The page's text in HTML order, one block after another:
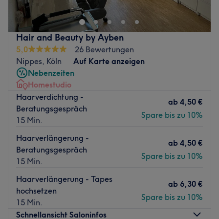
Hier erwarten dich wohltuende Gesichtsbehandlungen,
ausführliche Beratungen und andere fabelhafte Beauty-
Anwendungen. Vergiss den stressigen Alltag und lass
dich mit dem allumfassenden Beauty-Programm
verwöhnen.
Nächste öffentliche Verkehrsmittel:
Die Haltestelle Friedrich-Karl-Str./Niehler Str. befindet
sich nur eine Gehminute vom Studio entfernt.
Das Team:
Die zertifizierte Kosmetikerin Andrea nimmt sich viel Zeit,
um die Bedürfnisse deiner Haut kennenzulernen und die
Behandlungen gezielt darauf abzustimmen.
Was uns an dem Salon gefällt:
Expertise: Schönheitsbehandlungen
Produkte und Produktmarken: Naturkosmetik, natürliche
Inhaltsstoffe, vegan
Hair and Beauty by Ayben
5,0
26 Bewertungen
Nippes, Köln
Auf Karte anzeigen
Nebenzeiten
Homestudio
Haarverdichtung -
Beratungsgespräch
15 Min.
ab 4,50 €
Spare bis zu 10%
Haarverlängerung -
Beratungsgespräch
15 Min.
ab 4,50 €
Spare bis zu 10%
Haarverlängerung - Tapes
hochsetzen
15 Min.
ab 6,30 €
Spare bis zu 10%
Schnellansicht Saloninfos